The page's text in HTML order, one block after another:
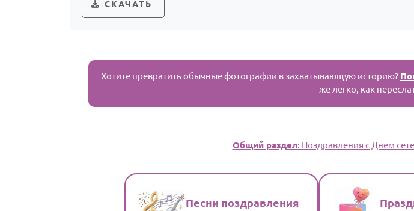
СКАЧАТЬ
Хотите превратить обычные фотографии в захватывающую историю?
же легко, как
Общий раздел: Поздравления с Днем
Песни поздравления